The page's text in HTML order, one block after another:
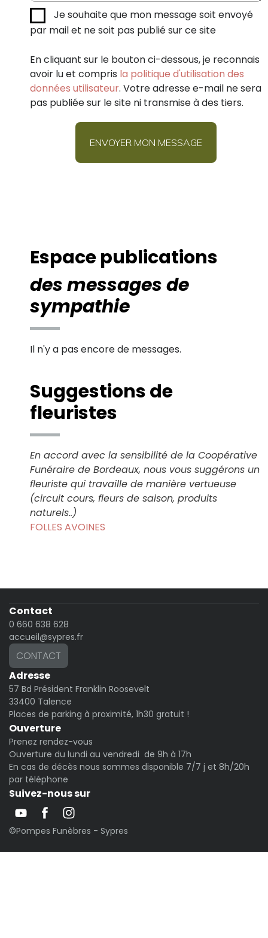
Je souhaite que mon message soit envoyé
par mail et ne soit pas publié sur ce site
En cliquant sur le bouton ci-dessous, je reconnais
avoir lu et compris la politique d'utilisation des
données utilisateur. Votre adresse e-mail ne sera
pas publiée sur le site ni transmise à des tiers.
Espace publications
des messages de
sympathie
Il n'y a pas encore de messages.
Suggestions de
fleuristes
En accord avec la sensibilité de la Coopérative
Funéraire de Bordeaux, nous vous suggérons un
fleuriste qui travaille de manière vertueuse
(circuit cours, fleurs de saison, produits
naturels..)
FOLLES AVOINES
Contact
0 660 638 628
accueil@sypres.fr
CONTACT
Adresse
57 Bd Président Franklin Roosevelt
33400 Talence
Places de parking à proximité, 1h30 gratuit !
Ouverture
Prenez rendez-vous
Ouverture du lundi au vendredi de 9h à 17h
En cas de décès nous sommes disponible 7/7 j et 8h/20h
par téléphone
Suivez-nous sur
©Pompes Funèbres - Sypres